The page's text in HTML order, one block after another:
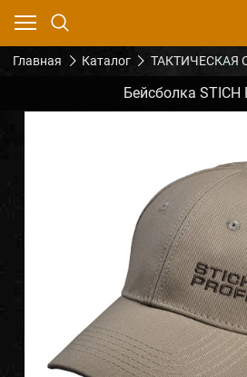
Главная Каталог ТАКТИЧЕСКАЯ
Бейсболка STICH